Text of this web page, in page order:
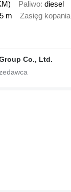
Paliwo diesel
m Zasięg kopania
Co., Ltd.